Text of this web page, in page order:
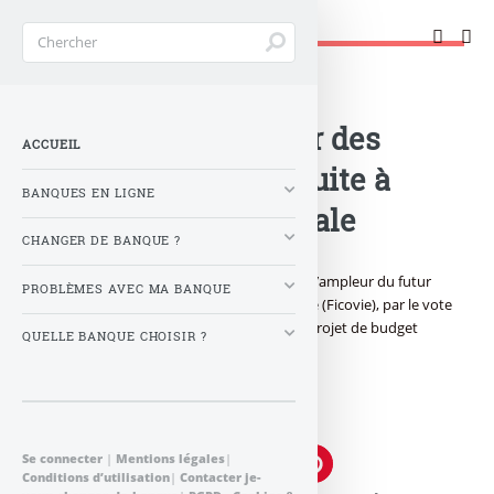
Changer de banque !
L’ampleur du fichier des
assurances-vie réduite à
l’Assemblée nationale
L’Assemblée nationale a réduit mardi soir l’ampleur du futur
fichier central des contrats d’assurance-vie (Ficovie), par le vote
d’un amendement du gouvernement au projet de budget
Publié lemercredi 18 décembre 2013par
ACCUEIL
BANQUES EN LIGNE
CHANGER DE BANQUE ?
PROBLÈMES AVEC MA BANQUE
QUELLE BANQUE CHOISIR ?
Se connecter | Mentions légales|
Conditions d’utilisation| Contacter je-